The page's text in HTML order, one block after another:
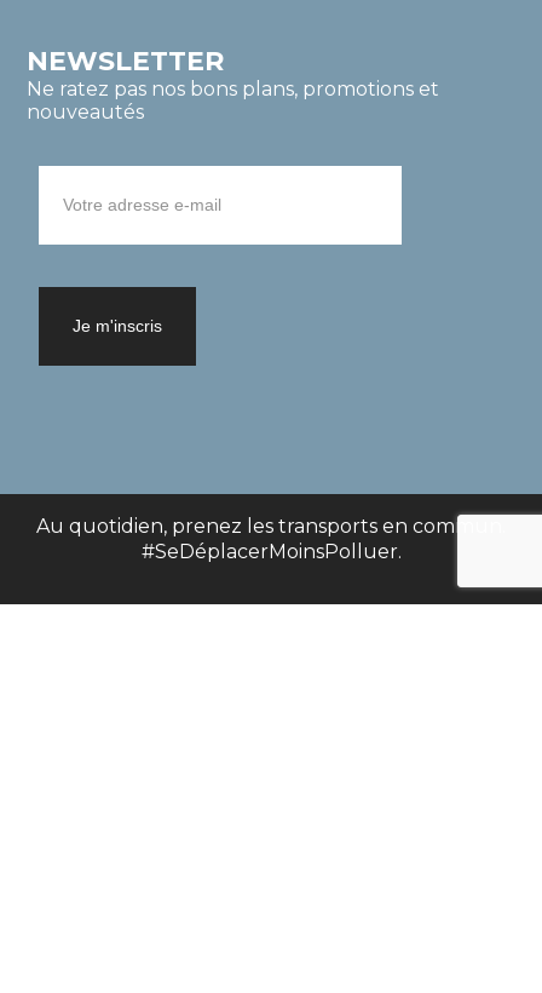
NEWSLETTER
Ne ratez pas nos bons plans, promotions et
nouveautés
Au quotidien, prenez les transports en commun.
#SeDéplacerMoinsPolluer.